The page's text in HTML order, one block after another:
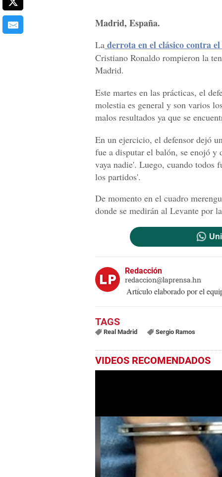
Madrid, España.
La derrota en el clásico contra
Cristiano Ronaldo rompieron la
Madrid.
Este martes en las prácticas, el
molestia es general y son varios
malos resultados ya que se
En un ejercicio, el defensor dejó
fue a disputar el balón, se enojó
vaya nadie'. Luego, cuando todos
los partidos'.
De momento en el cuadro
donde se medirán al Levante por
Redacción
redaccion@laprensa.hn
Artículo elaborado por el
Real Madrid Sergio Ramos
VIDEOS RECOMENDADOS